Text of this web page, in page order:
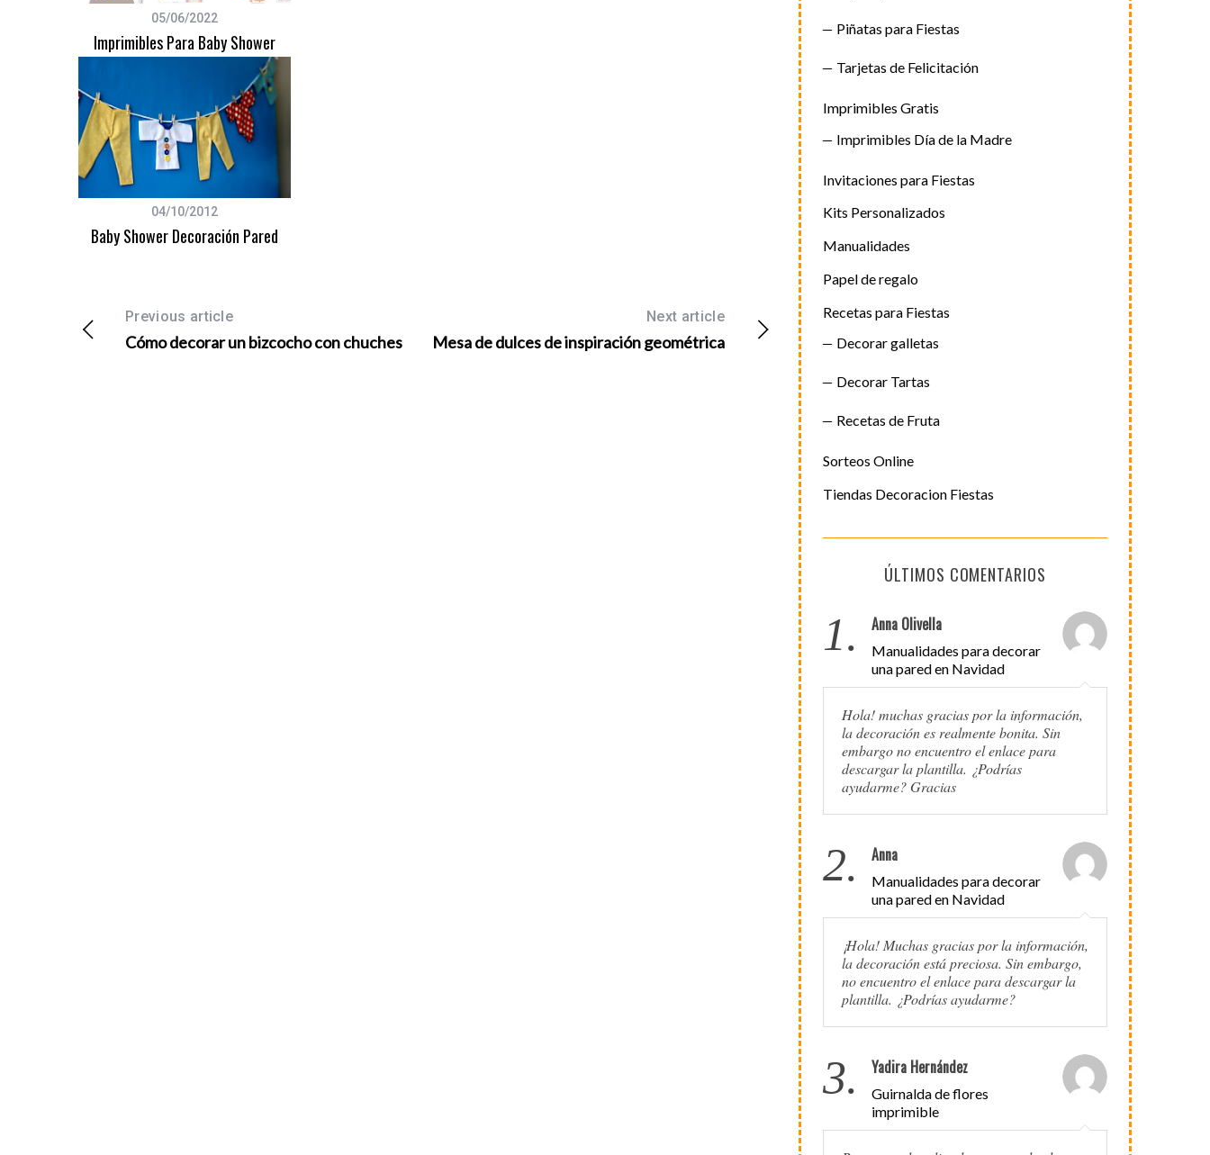
05/06/2022
Imprimibles Para Baby Shower
04/10/2012
Baby Shower Decoración Pared
Previous article
Cómo decorar un bizcocho con chuches
Next article
Mesa de dulces de inspiración geométrica
Piñatas para Fiestas
Tarjetas de Felicitación
Imprimibles Gratis
Imprimibles Día de la Madre
Invitaciones para Fiestas
Kits Personalizados
Manualidades
Papel de regalo
Recetas para Fiestas
Decorar galletas
Decorar Tartas
Recetas de Fruta
Sorteos Online
Tiendas Decoracion Fiestas
ÚLTIMOS COMENTARIOS
1. Anna Olivella
Manualidades para decorar
una pared en Navidad
Hola! muchas gracias por la información,
la decoración es realmente bonita. Sin
embargo no encuentro el enlace para
descargar la plantilla. ¿Podrías
ayudarme? Gracias
2. Anna
Manualidades para decorar
una pared en Navidad
¡Hola! Muchas gracias por la información,
la decoración está preciosa. Sin embargo,
no encuentro el enlace para descargar la
plantilla. ¿Podrías ayudarme?
3. Yadira Hernández
Guirnalda de flores
imprimible